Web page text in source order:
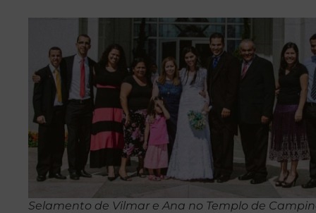
Selamento de Vilmar e Ana no Templo de